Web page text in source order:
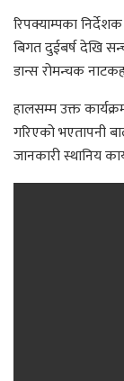
रिपक्याम्पका
बिगत दुईबर्ष देखि
डान्स रोमन्चक
हालसम्म उक्त
गरिएको भएतापनी
जानकारी स्थानिय